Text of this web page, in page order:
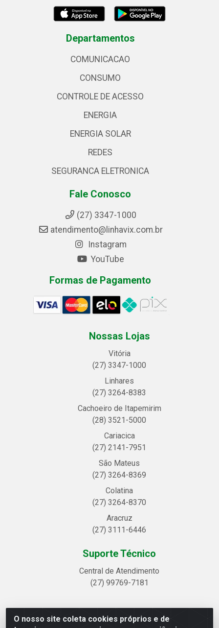
O nosso site coleta cookies próprios e de
Departamentos
COMUNICACAO
CONSUMO
CONTROLE DE ACESSO
ENERGIA
ENERGIA SOLAR
REDES
SEGURANCA ELETRONICA
Fale Conosco
(27) 3347-1000
atendimento@linhavix.com.br
Instagram
YouTube
Formas de Pagamento
Nossas Lojas
Vitória
(27) 3347-1000
Linhares
(27) 3264-8383
Cachoeiro de Itapemirim
(28) 3521-5000
Cariacica
(27) 2141-7951
São Mateus
(27) 3264-8369
Colatina
(27) 3264-8370
Aracruz
(27) 3111-6446
Suporte Técnico
Central de Atendimento
(27) 99769-7181
Linhavix Distribuidora LTDA - Avenida Alegre, 2521 -